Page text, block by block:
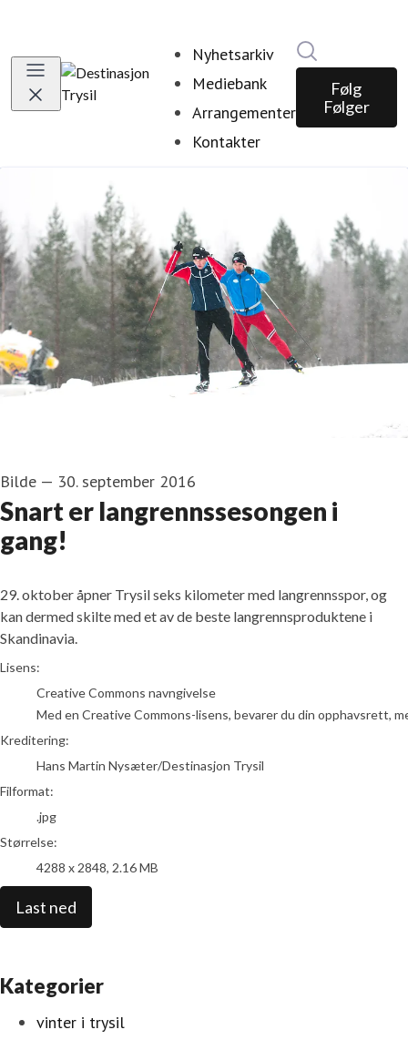
Nyhetsarkiv
Mediebank
Arrangementer
Kontakter
Følg
Følger
Bilde — 30. september 2016
Snart er langrennssesongen i
gang!
29. oktober åpner Trysil seks kilometer med langrennsspor, og
kan dermed skilte med et av de beste langrennsproduktene i
Skandinavia.
Hans Martin Nysæter/Destinasjon Trysil
Lisens:
Creative Commons navngivelse
Med en Creative Commons-lisens, bevarer du din opphavsrett,
Kreditering:
Hans Martin Nysæter/Destinasjon Trysil
Filformat:
.jpg
Størrelse:
4288 x 2848, 2.16 MB
Last ned
Kategorier
vinter i trysil